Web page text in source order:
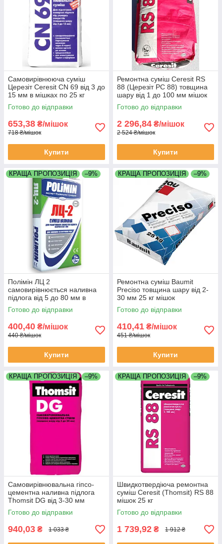
Самовирівнююча суміш
Церезіт Ceresit CN 69 від 3 до
15 мм в мішках по 25 кг
Готово до відправки
653,38 ₴/мішок
718 ₴/мішок
Купити
Ремонтна суміш Ceresit RS
88 (Церезіт РС 88) товщина
шару від 1 до 100 мм мішок
25 кг
Готово до відправки
2 296,84 ₴/мішок
2 524 ₴/мішок
Купити
КРАЩА ПРОПОЗИЦІЯ –9%
Полімін ЛЦ 2
самовирівнюється наливна
підлога від 5 до 80 мм в
мішках по 25 кг
Готово до відправки
400,40 ₴/мішок
440 ₴/мішок
Купити
КРАЩА ПРОПОЗИЦІЯ –9%
Ремонтна суміш Baumit
Preciso товщина шару від 2-
30 мм 25 кг мішок
Готово до відправки
410,41 ₴/мішок
451 ₴/мішок
Купити
КРАЩА ПРОПОЗИЦІЯ –9%
Самовирівнювальна гіпсо-
цементна наливна підлога
Thomsit DG від 3-30 мм
Готово до відправки
940,03 ₴ 1 033 ₴
КРАЩА ПРОПОЗИЦІЯ –9%
Швидкотвердіюча ремонтна
суміш Ceresit (Thomsit) RS 88
мішок 25 кг
Готово до відправки
1 739,92 ₴ 1 912 ₴